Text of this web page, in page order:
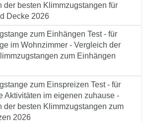
der besten Klimmzugstangen für
Decke 2026
zum Einhängen Test - für
im Wohnzimmer - Vergleich der
zum Einhängen
zum Einspreizen Test - für
Aktivitäten im eigenen zuhause -
der besten Klimmzugstangen zum
2026